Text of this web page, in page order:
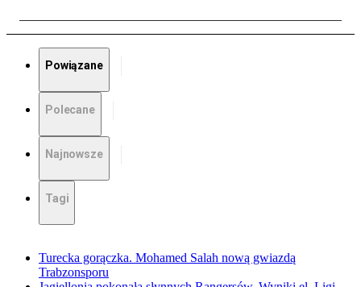
Powiązane
Polecane
Najnowsze
Tagi
Turecka gorączka. Mohamed Salah nową gwiazdą
Trabzonsporu